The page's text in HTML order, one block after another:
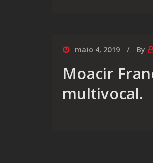
maio 4, 2019 By
Moacir
multivocal.